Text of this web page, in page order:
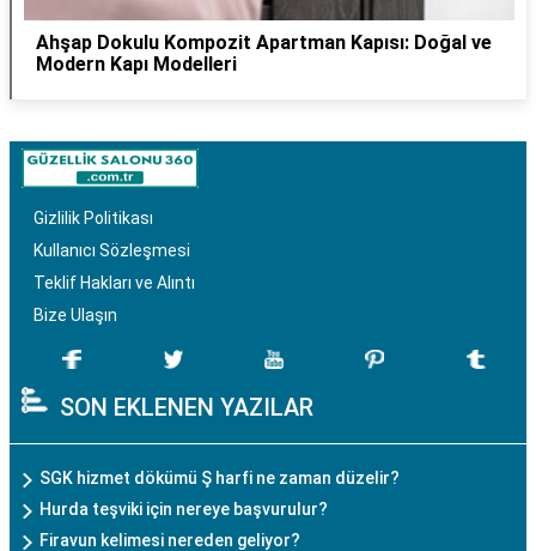
Ahşap Dokulu Kompozit Apartman Kapısı: Doğal ve
Modern Kapı Modelleri
Gizlilik Politikası
Kullanıcı Sözleşmesi
Teklif Hakları ve Alıntı
Bize Ulaşın
SON EKLENEN YAZILAR
SGK hizmet dökümü Ş harfi ne zaman düzelir?
Hurda teşviki için nereye başvurulur?
Firavun kelimesi nereden geliyor?